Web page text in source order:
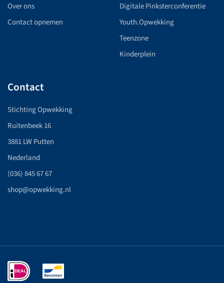
Over ons
Contact opnemen
Digitale Pinksterconferentie
Youth.Opwekking
Teenzone
Kinderplein
Contact
Stichting Opwekking
Ruitenbeek 16
3881 LW Putten
Nederland
(036) 845 67 67
shop@opwekking.nl